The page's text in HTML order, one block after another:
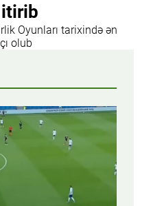
Oyunları tarixində ən
olub